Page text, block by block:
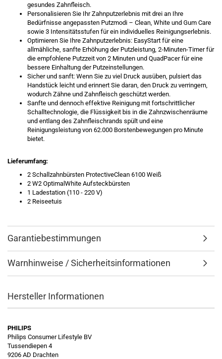
gesundes Zahnfleisch.
Personalisieren Sie Ihr Zahnputzerlebnis mit drei an Ihre
Bedürfnisse angepassten Putzmodi – Clean, White und Gum Care
sowie 3 Intensitätsstufen für ein individuelles Reinigungserlebnis.
Optimieren Sie Ihre Zahnputzerlebnis: EasyStart für eine
allmähliche, sanfte Erhöhung der Putzleistung, 2-Minuten-Timer für
die empfohlene Putzzeit von 2 Minuten und QuadPacer für eine
bessere Einhaltung der Putzeinstellungen.
Sicher und sanft: Wenn Sie zu viel Druck ausüben, pulsiert das
Handstück leicht und erinnert Sie daran, den Druck zu verringern,
wodurch Zähne und Zahnfleisch geschützt werden.
Sanfte und dennoch effektive Reinigung mit fortschrittlicher
Schalltechnologie, die Flüssigkeit bis in die Zahnzwischenräume
und entlang des Zahnfleischrands spült und eine
Reinigungsleistung von 62.000 Borstenbewegungen pro Minute
bietet.
Lieferumfang:
2 Schallzahnbürsten ProtectiveClean 6100 Weiß
2 W2 OptimalWhite Aufsteckbürsten
1 Ladestation (110 - 220 V)
2 Reiseetuis
Garantiebestimmungen
Warnhinweise / Sicherheitsinformationen
Hersteller Informationen
PHILIPS
Philips Consumer Lifestyle BV
Tussendiepen 4
9206 AD Drachten